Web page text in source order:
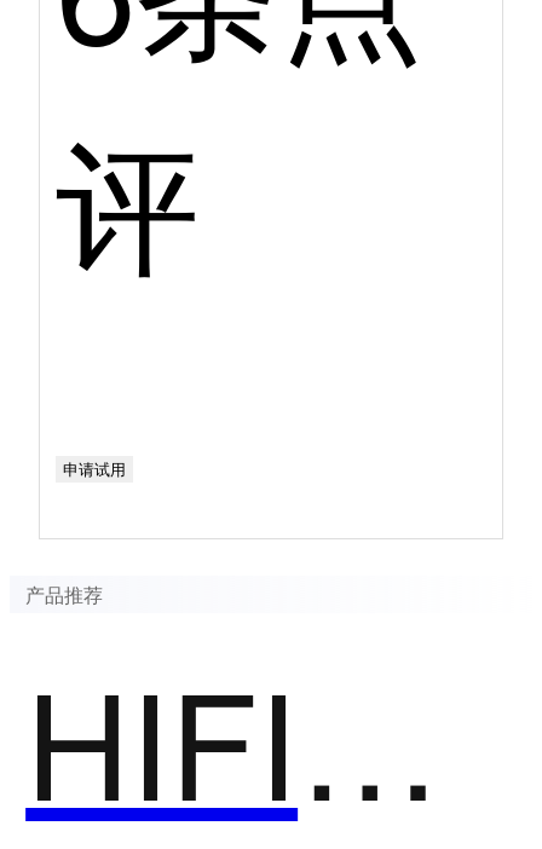
评
申请试用
产品推荐
HIFIVE音加加